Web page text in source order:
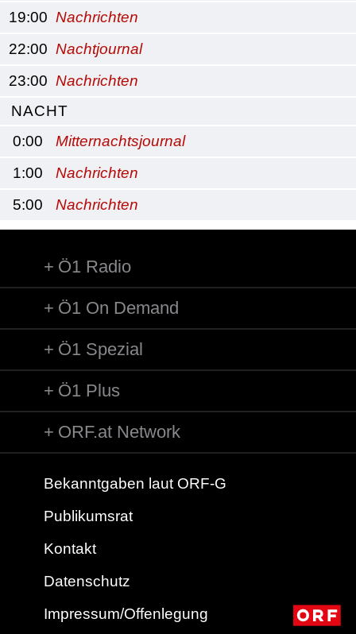
19:00 Nachrichten
22:00 Nachtjournal
23:00 Nachrichten
NACHT
0:00
Mitternachtsjournal
1:00
Nachrichten
5:00
Nachrichten
Ö1 Radio
Ö1 On Demand
Ö1 Spezial
Ö1 Plus
ORF.at Network
Bekanntgaben laut ORF-G
Publikumsrat
Kontakt
Datenschutz
Impressum/Offenlegung